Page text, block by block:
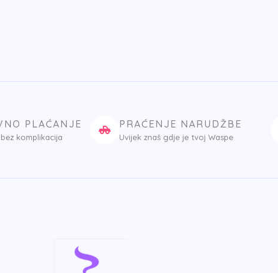
PLAĆANJE
komplikacija
PRAĆENJE NARUDŽBE
Uvijek znaš gdje je tvoj Waspe